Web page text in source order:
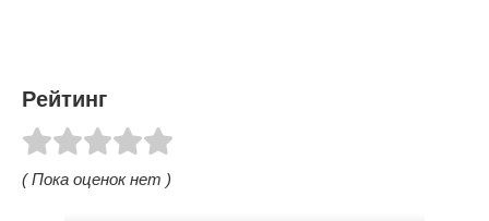
Рейтинг
( Пока оценок нет )